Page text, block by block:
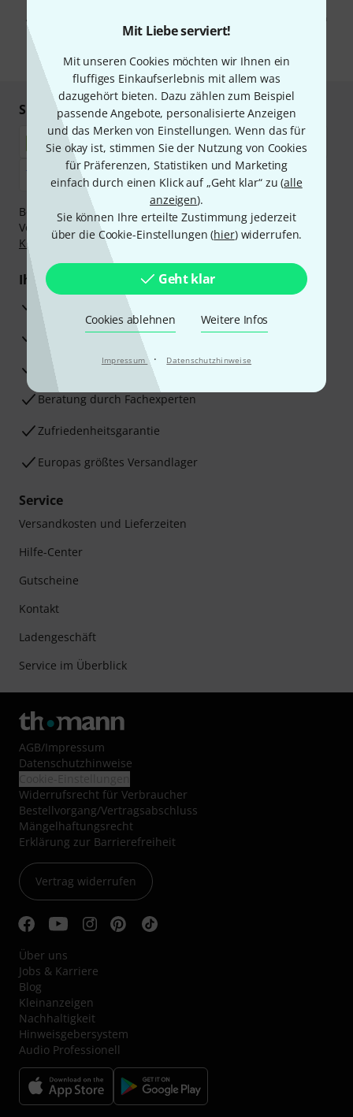
Mit Liebe serviert!
Mit unseren Cookies möchten wir Ihnen ein
fluffiges Einkaufserlebnis mit allem was
dazugehört bieten. Dazu zählen zum Beispiel
passende Angebote, personalisierte Anzeigen
und das Merken von Einstellungen. Wenn das für
Sie okay ist, stimmen Sie der Nutzung von Cookies
für Präferenzen, Statistiken und Marketing
einfach durch einen Klick auf „Geht klar“ zu (alle
anzeigen).
Sie können Ihre erteilte Zustimmung jederzeit
über die Cookie-Einstellungen (hier) widerrufen.
Geht klar
Cookies ablehnen Weitere Infos
Impressum · Datenschutzhinweise
Abmeldung ist jederzeit möglich. Weitere Informationen finden Sie in
unseren Datenschutzhinweisen
* Pflichtfeld
Sicher einkaufen & bezahlen
Bezahlen Sie vertraulich und sicher per Nachnahme,
Vorkasse, PayPal, Amazon Pay,
Klarna Sofort bezahlen
Klarna Ratenzahlungoder Kreditkarte.
Ihre Vorteile
3 Jahre Thomann Garantie
30 Tage Money-Back-Garantie
Reparaturservice
Beratung durch Fachexperten
Zufriedenheitsgarantie
Europas größtes Versandlager
Service
Versandkosten und Lieferzeiten
Hilfe-Center
Gutscheine
Kontakt
Ladengeschäft
Service im Überblick
AGB/Impressum
Datenschutzhinweise
Widerrufsrecht für Verbraucher
Bestellvorgang/Vertragsabschluss
Mängelhaftungsrecht
Erklärung zur Barrierefreiheit
Vertrag widerrufen
Über uns
Jobs & Karriere
Blog
Kleinanzeigen
Nachhaltigkeit
Hinweisgebersystem
Audio Professionell